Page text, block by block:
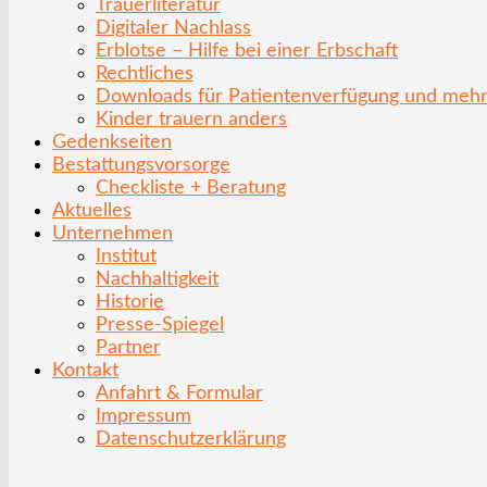
Trauerliteratur
Digitaler Nachlass
Erblotse – Hilfe bei einer Erbschaft
Rechtliches
Downloads für Patientenverfügung und mehr
Kinder trauern anders
Gedenkseiten
Bestattungsvorsorge
Checkliste + Beratung
Aktuelles
Unternehmen
Institut
Nachhaltigkeit
Historie
Presse-Spiegel
Partner
Kontakt
Anfahrt & Formular
Impressum
Datenschutzerklärung